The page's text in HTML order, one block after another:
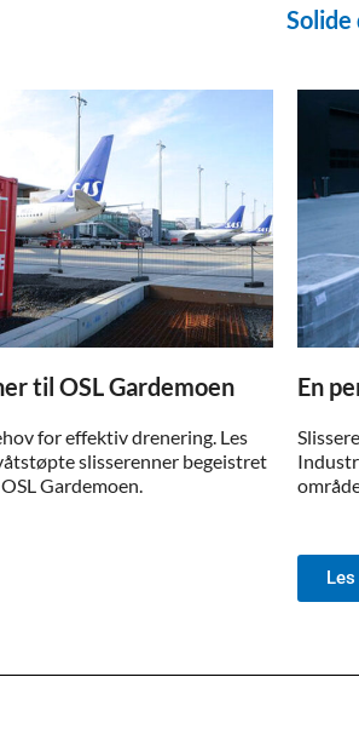
til OSL Gardemoen
for effektiv drenering. Les
slisserenner begeistret
Gardemoen.
En